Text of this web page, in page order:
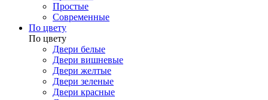
Простые
Современные
По цвету
По цвету
Двери белые
Двери вишневые
Двери желтые
Двери зеленые
Двери красные